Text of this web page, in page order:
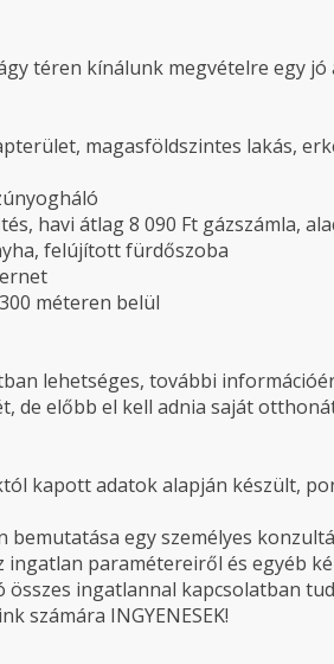
téren kínálunk megvételre egy
magasföldszintes lakás,
havi átlag 8 090 Ft gázszámla,
felújított fürdőszoba
méteren belül
lehetséges, további
de előbb el kell adnia saját
kapott adatok alapján készült,
bemutatása egy személyes
paramétereiről és egyéb
összes ingatlannal kapcsolatban
számára INGYENESEK!